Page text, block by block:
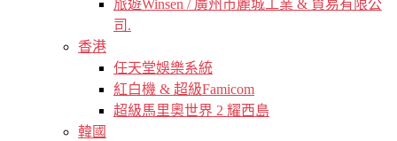
旅遊Winsen / 廣州市麗城工業 & 貿易有限公
司.
香港
任天堂娛樂系統
紅白機 & 超級Famicom
超級馬里奧世界 2 耀西島
韓國